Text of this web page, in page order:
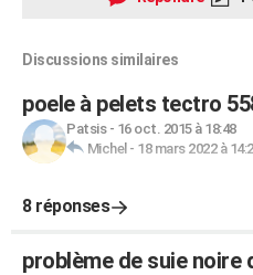
Discussions similaires
poele à pelets tectro
Patsis- 16 oct. 2015 à 18:48
Michel - 18 mars 2022 à
8 réponses
problème de suie noire